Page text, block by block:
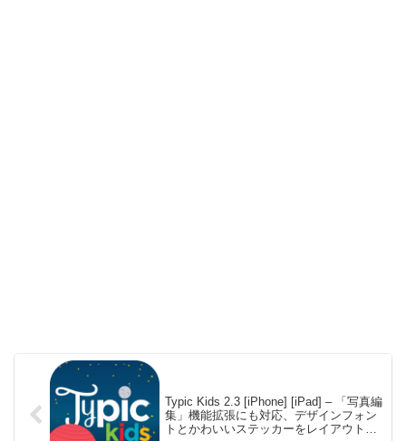
Typic Kids 2.3 [iPhone] [iPad] – 「写真編
集」機能拡張にも対応、デザインフォン
トとかわいいステッカーをレイアウトし